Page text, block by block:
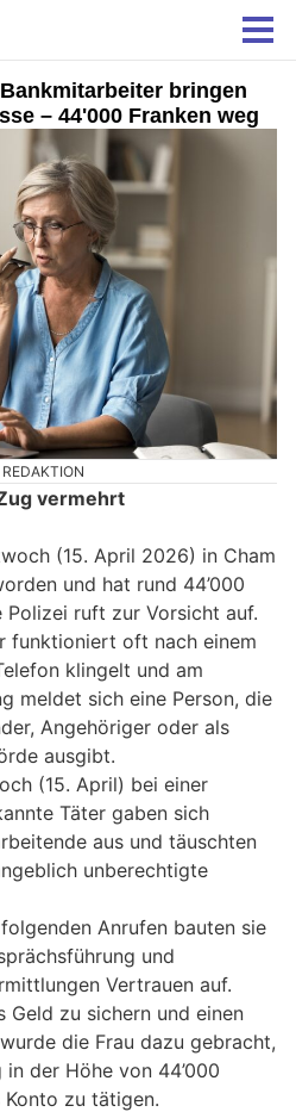
bringen
– 44'000 Franken weg
vermehrt
(15. April 2026) in Cham
und hat rund 44’000
Polizei ruft zur Vorsicht auf.
funktioniert oft nach einem
klingelt und am
meldet sich eine Person, die
Angehöriger oder als
ausgibt.
(15. April) bei einer
Täter gaben sich
aus und täuschten
unberechtigte
Anrufen bauten sie
und
Vertrauen auf.
Geld zu sichern und einen
die Frau dazu gebracht,
der Höhe von 44’000
zu tätigen.